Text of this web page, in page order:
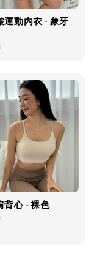
運動內衣 - 象牙
背心 - 裸色